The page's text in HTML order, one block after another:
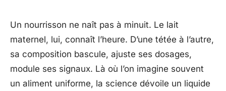
Un nourrisson ne naît pas à minuit. Le lait
maternel, lui, connaît l’heure. D’une tétée à l’autre,
sa composition bascule, ajuste ses dosages,
module ses signaux. Là où l’on imagine souvent
un aliment uniforme, la science dévoile un liquide